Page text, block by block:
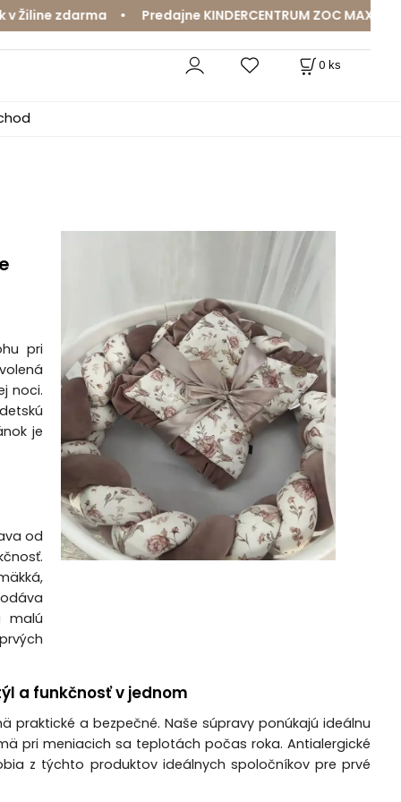
• Predajne KINDERCENTRUM ZOC MAX a
0 ks
pri
noci.
je
od
malú
a funkčnosť v jednom
a bezpečné. Naše súpravy ponúkajú ideálnu
pri meniacich sa teplotách počas roka. Antialergické
z týchto produktov ideálnych spoločníkov pre prvé